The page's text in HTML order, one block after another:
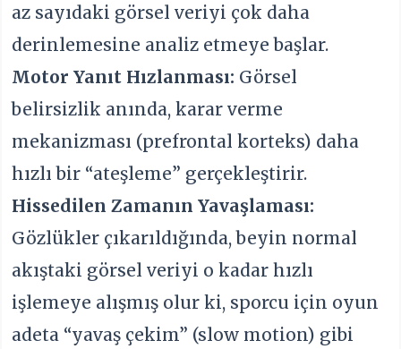
az sayıdaki görsel veriyi çok daha
derinlemesine analiz etmeye başlar.
Motor Yanıt Hızlanması: Görsel
belirsizlik anında, karar verme
mekanizması (prefrontal korteks) daha
hızlı bir “ateşleme” gerçekleştirir.
Hissedilen Zamanın Yavaşlaması:
Gözlükler çıkarıldığında, beyin normal
akıştaki görsel veriyi o kadar hızlı
işlemeye alışmış olur ki, sporcu için oyun
adeta “yavaş çekim” (slow motion) gibi